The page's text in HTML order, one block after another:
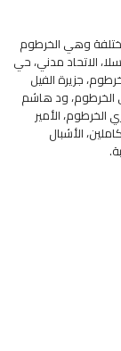
مختلفة وهي الخرطوم
الاتحاد مدني، حي
جزيرة الفيل
الخرطوم، ود هاشم
الخرطوم، الأمير
الأشبال